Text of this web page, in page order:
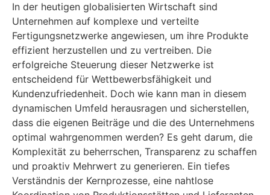
In der heutigen globalisierten Wirtschaft sind
Unternehmen auf komplexe und verteilte
Fertigungsnetzwerke angewiesen, um ihre Produkte
effizient herzustellen und zu vertreiben. Die
erfolgreiche Steuerung dieser Netzwerke ist
entscheidend für Wettbewerbsfähigkeit und
Kundenzufriedenheit. Doch wie kann man in diesem
dynamischen Umfeld herausragen und sicherstellen,
dass die eigenen Beiträge und die des Unternehmens
optimal wahrgenommen werden? Es geht darum, die
Komplexität zu beherrschen, Transparenz zu schaffen
und proaktiv Mehrwert zu generieren. Ein tiefes
Verständnis der Kernprozesse, eine nahtlose